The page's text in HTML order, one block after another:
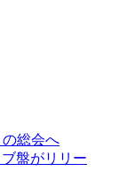
の総会へ
盤がリリー